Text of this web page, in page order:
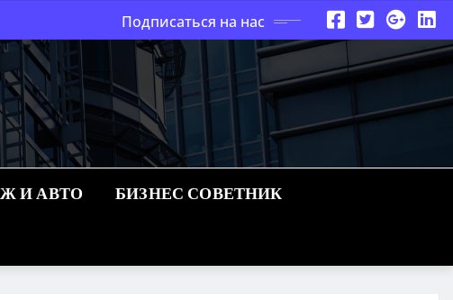
Подписаться на нас
И АВТО БИЗНЕС СОВЕТНИК